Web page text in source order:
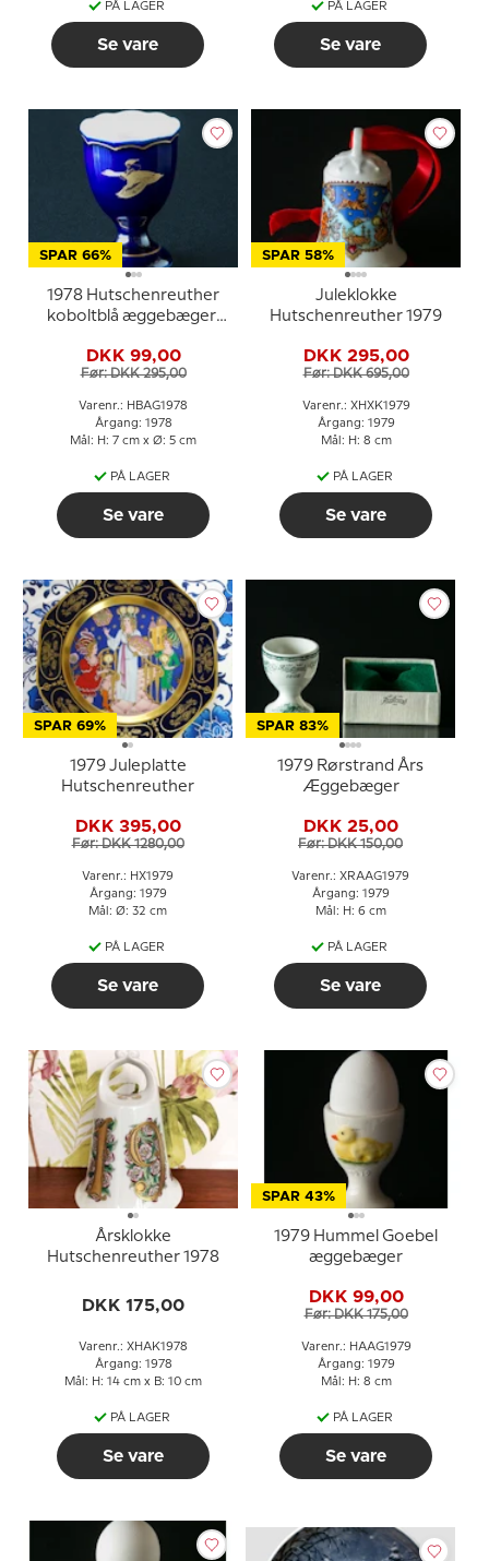
PÅ LAGER
Se vare
PÅ LAGER
Se vare
SPAR 66%
1978 Hutschenreuther
koboltblå æggebæger,
DKK 99,00
Før: DKK 295,00
Varenr.: HBAG1978
Årgang: 1978
Mål: H: 7 cm x Ø: 5 cm
PÅ LAGER
Se vare
SPAR 58%
Juleklokke
Hutschenreuther 1979
DKK 295,00
Før: DKK 695,00
Varenr.: XHXK1979
Årgang: 1979
Mål: H: 8 cm
PÅ LAGER
Se vare
SPAR 69%
1979 Juleplatte
Hutschenreuther
DKK 395,00
Før: DKK 1280,00
Varenr.: HX1979
Årgang: 1979
Mål: Ø: 32 cm
PÅ LAGER
Se vare
SPAR 83%
1979 Rørstrand Års
Æggebæger
DKK 25,00
Før: DKK 150,00
Varenr.: XRAAG1979
Årgang: 1979
Mål: H: 6 cm
PÅ LAGER
Se vare
Årsklokke
Hutschenreuther 1978
DKK 175,00
Varenr.: XHAK1978
Årgang: 1978
Mål: H: 14 cm x B: 10 cm
PÅ LAGER
Se vare
SPAR 43%
1979 Hummel Goebel
æggebæger
DKK 99,00
Før: DKK 175,00
Varenr.: HAAG1979
Årgang: 1979
Mål: H: 8 cm
PÅ LAGER
Se vare